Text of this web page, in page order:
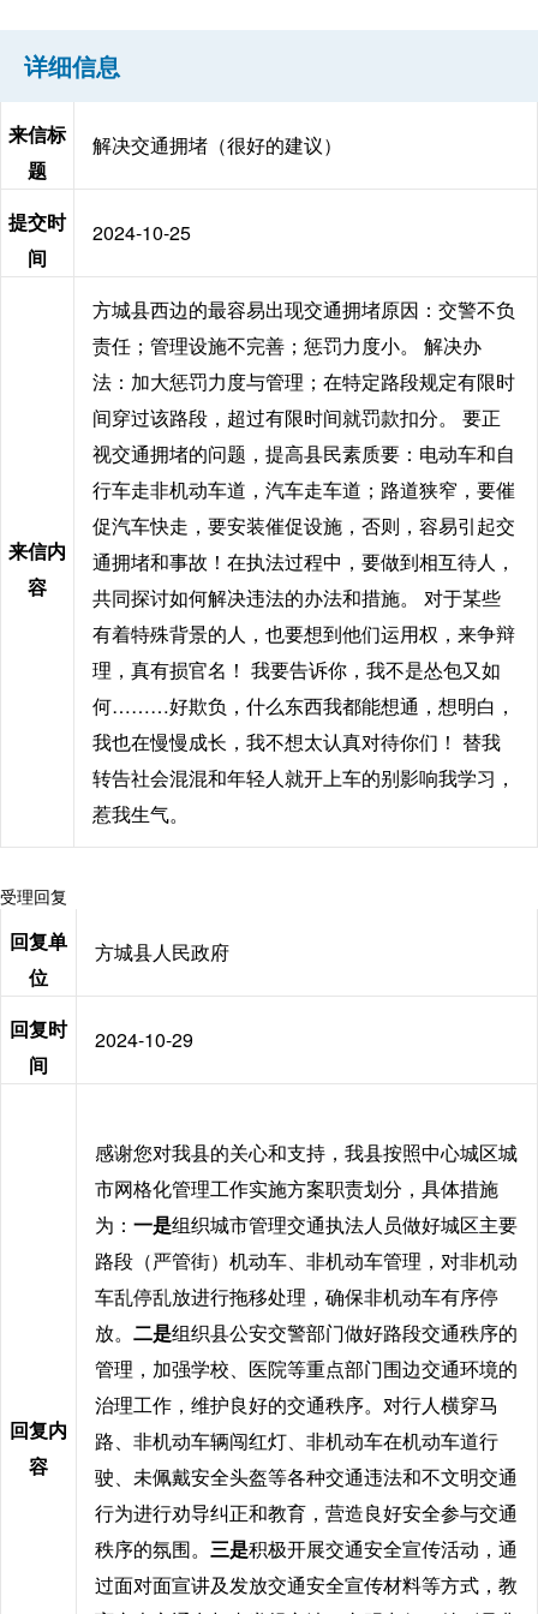
详细信息
来信标
题
解决交通拥堵（很好的建议）
提交时
间
2024-10-25
来信内
容
方城县西边的最容易出现交通拥堵原因：交警不负
责任；管理设施不完善；惩罚力度小。 解决办
法：加大惩罚力度与管理；在特定路段规定有限时
间穿过该路段，超过有限时间就罚款扣分。 要正
视交通拥堵的问题，提高县民素质要：电动车和自
行车走非机动车道，汽车走车道；路道狭窄，要催
促汽车快走，要安装催促设施，否则，容易引起交
通拥堵和事故！在执法过程中，要做到相互待人，
共同探讨如何解决违法的办法和措施。 对于某些
有着特殊背景的人，也要想到他们运用权，来争辩
理，真有损官名！ 我要告诉你，我不是怂包又如
何………好欺负，什么东西我都能想通，想明白，
我也在慢慢成长，我不想太认真对待你们！ 替我
转告社会混混和年轻人就开上车的别影响我学习，
惹我生气。
受理回复
回复单
位
方城县人民政府
回复时
间
2024-10-29
回复内
容
感谢您对我县的关心和支持，我县按照中心城区城
市网格化管理工作实施方案职责划分，具体措施
为： 一是组织城市管理交通执法人员做好城区主要
路段（严管街）机动车、非机动车管理，对非机动
车乱停乱放进行拖移处理，确保非机动车有序停
放。 二是组织县公安交警部门做好路段交通秩序的
管理，加强学校、医院等重点部门围边交通环境的
治理工作，维护良好的交通秩序。对行人横穿马
路、非机动车辆闯红灯、非机动车在机动车道行
驶、未佩戴安全头盔等各种交通违法和不文明交通
行为进行劝导纠正和教育，营造良好安全参与交通
秩序的氛围。 三是积极开展交通安全宣传活动，通
过面对面宣讲及发放交通安全宣传材料等方式，教